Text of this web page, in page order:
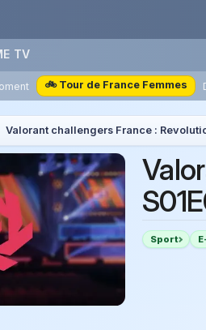
TV
🚲 Tour de France Femmes
Valorant challengers France :
Sport